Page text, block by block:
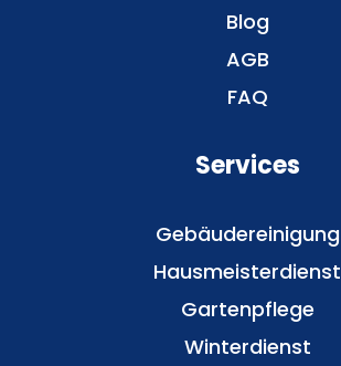
Blog
AGB
FAQ
Services
Gebäudereinigung
Hausmeisterdienst
Gartenpflege
Winterdienst